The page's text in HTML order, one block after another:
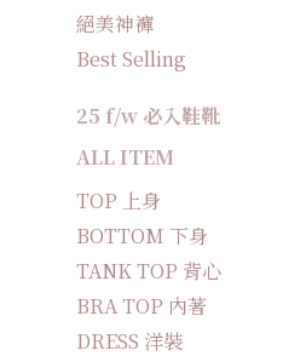
絕美神褲
Best Selling
25 f/w 必入鞋靴
ALL ITEM
TOP 上身
BOTTOM 下身
TANK TOP 背心
BRA TOP 內著
DRESS 洋裝